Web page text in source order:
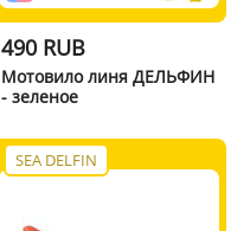
490 RUB
Мотовило линя ДЕЛЬФИН
- зеленое
SEA DELFIN